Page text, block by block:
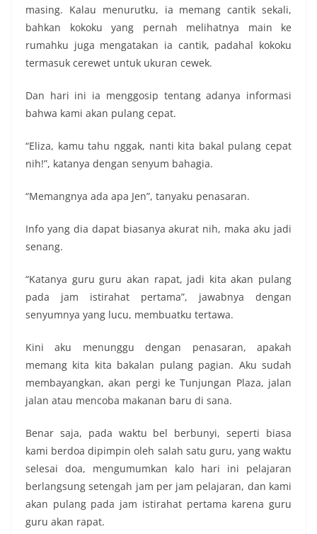
masing. Kalau menurutku, ia memang cantik sekali,
bahkan kokoku yang pernah melihatnya main ke
rumahku juga mengatakan ia cantik, padahal kokoku
termasuk cerewet untuk ukuran cewek.
Dan hari ini ia menggosip tentang adanya informasi
bahwa kami akan pulang cepat.
“Eliza, kamu tahu nggak, nanti kita bakal pulang cepat
nih!”, katanya dengan senyum bahagia.
“Memangnya ada apa Jen”, tanyaku penasaran.
Info yang dia dapat biasanya akurat nih, maka aku jadi
senang.
“Katanya guru guru akan rapat, jadi kita akan pulang
pada jam istirahat pertama”, jawabnya dengan
senyumnya yang lucu, membuatku tertawa.
Kini aku menunggu dengan penasaran, apakah
memang kita kita bakalan pulang pagian. Aku sudah
membayangkan, akan pergi ke Tunjungan Plaza, jalan
jalan atau mencoba makanan baru di sana.
Benar saja, pada waktu bel berbunyi, seperti biasa
kami berdoa dipimpin oleh salah satu guru, yang waktu
selesai doa, mengumumkan kalo hari ini pelajaran
berlangsung setengah jam per jam pelajaran, dan kami
akan pulang pada jam istirahat pertama karena guru
guru akan rapat.